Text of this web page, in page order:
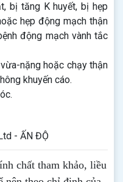
bị tăng K huyết, bị hẹp
hẹp động mạch thận
động mạch vành tắc
nặng hoặc chạy thận
khuyến cáo.
- ẤN ĐỘ
chất tham khảo, liều